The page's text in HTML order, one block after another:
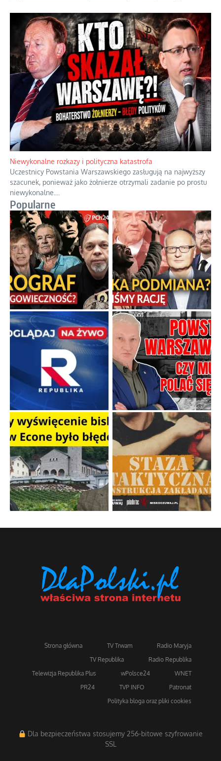
Niewykonalne rozkazy i polityczna katastrofa
Uczestnicy Powstania Warszawskiego zasługują na najwyższy
szacunek, ponieważ jako żołnierze otrzymali zadanie po prostu
niewykonalne.
Popularne
Strona główna TV Trwam
Radio Maryja
TV Republika
Radio Republika
Telewizja Republika Plus
wPolsce24
WNET
PR24
TVP INFO
Patronat
Polityka bloga oraz pliki cookies
Dla bezpieczeństwa stosujemy 256-bitowe szyfrowanie
SSL